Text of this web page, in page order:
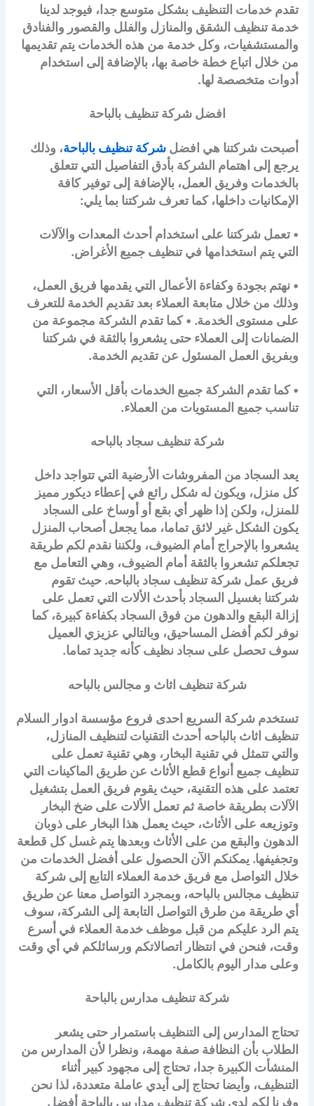
تقدم خدمات التنظيف بشكل متوسع جدا، فيوجد لدينا
خدمة تنظيف الشقق والمنازل والفلل والقصور والفنادق
والمستشفيات، وكل خدمة من هذه الخدمات يتم تقديمها
من خلال اتباع خطة خاصة بها، بالإضافة إلى استخدام
أدوات متخصصة لها.
افضل شركة تنظيف بالباحة
أصبحت شركتنا هي افضلشركة تنظيف بالباحة، وذلك
يرجع إلى اهتمام الشركة بأدق التفاصيل التي تتعلق
بالخدمات وفريق العمل، بالإضافة إلى توفير كافة
الإمكانيات داخلها، كما تعرف شركتنا بما يلي:
• تعمل شركتنا على استخدام أحدث المعدات والآلات
التي يتم استخدامها في تنظيف جميع الأغراض.
• نهتم بجودة وكفاءة الأعمال التي يقدمها فريق العمل،
وذلك من خلال متابعة العملاء بعد تقديم الخدمة للتعرف
على مستوى الخدمة. • كما تقدم الشركة مجموعة من
الضمانات إلى العملاء حتى يشعروا بالثقة في شركتنا
وبفريق العمل المسئول عن تقديم الخدمة.
• كما تقدم الشركة جميع الخدمات بأقل الأسعار، التي
تناسب جميع المستويات من العملاء.
شركة تنظيف سجاد بالباحه
يعد السجاد من المفروشات الأرضية التي تتواجد داخل
كل منزل، ويكون له شكل رائع في إعطاء ديكور مميز
للمنزل، ولكن إذا ظهر أي بقع أو أوساخ على السجاد
يكون الشكل غير لائق تماما، مما يجعل أصحاب المنزل
يشعروا بالإحراج أمام الضيوف، ولكننا نقدم لكم طريقة
تجعلكم تشعروا بالثقة أمام الضيوف، وهي التعامل مع
فريق عمل شركة تنظيف سجاد بالباحه. حيث تقوم
شركتنا بغسيل السجاد بأحدث الألات التي تعمل على
إزالة البقع والدهون من فوق السجاد بكفاءة كبيرة، كما
نوفر لكم أفضل المساحيق، وبالتالي عزيزي العميل
سوف تحصل على سجاد نظيف كأنه جديد تماما.
شركة تنظيف اثاث و مجالس بالباحه
تستخدم شركة السريع احدى فروع مؤسسة ادوار السلام
تنظيف اثاث بالباحه أحدث التقنيات لتنظيف المنازل،
والتي تتمثل في تقنية البخار، وهي تقنية تعمل على
تنظيف جميع أنواع قطع الأثاث عن طريق الماكينات التي
تعتمد على هذه التقنية، حيث يقوم فريق العمل بتشغيل
الآلات بطريقة خاصة ثم تعمل الألات على ضخ البخار
وتوزيعه على الأثاث، حيث يعمل هذا البخار على ذوبان
الدهون والبقع من على الأثاث وبعدها يتم غسل كل قطعة
وتجفيفها. يمكنكم الآن الحصول على أفضل الخدمات من
خلال التواصل مع فريق خدمة العملاء التابع إلى شركة
تنظيف مجالس بالباحه، وبمجرد التواصل معنا عن طريق
أي طريقة من طرق التواصل التابعة إلى الشركة، سوف
يتم الرد عليكم من قبل موظف خدمة العملاء في أسرع
وقت، فنحن في انتظار اتصالاتكم ورسائلكم في أي وقت
وعلى مدار اليوم بالكامل.
شركة تنظيف مدارس بالباحة
تحتاج المدارس إلى التنظيف باستمرار حتى يشعر
الطلاب بأن النظافة صفة مهمة، ونظرا لأن المدارس من
المنشأت الكبيرة جدا، تحتاج إلى مجهود كبير أثناء
التنظيف، وأيضا تحتاج إلى أيدي عاملة متعددة، لذا نحن
وفرنا لكم لدى شركة تنظيف مدارس بالباحة أفضل